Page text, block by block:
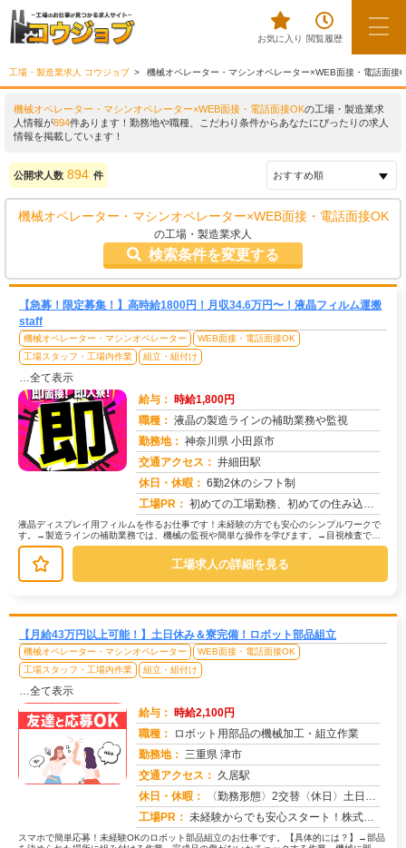
お気に入り 閲覧履歴
工場・製造業求人 コウジョブ 機械オペレーター・マシンオペレーター×WEB面接・電話面接
機械オペレーター・マシンオペレーター×WEB面接・電話面接OKの工場・製造業求
人情報が894件あります！勤務地や職種、こだわり条件からあなたにぴったりの求人
情報を掲載しています！
公開求人数 894 件
機械オペレーター・マシンオペレーター×WEB面接・電話面接OK
の工場・製造業求人
検索条件を変更する
【急募！限定募集！】高時給1800円！月収34.6万円〜！液晶フィルム運搬
staff
機械オペレーター・マシンオペレーター
WEB面接・電話面接OK
工場スタッフ・工場内作業
組立・組付け
…全て表示
給与： 時給1,800円
職種： 液晶の製造ラインの補助業務や監視
勤務地： 神奈川県 小田原市
交通アクセス： 井細田駅
休日・休暇： 6勤2休のシフト制
工場PR： 初めての工場勤務、初めての住み込み…不安は尽きないですよね。でも大丈夫！株式会社京栄センターなら、あなたをしっかり...
液晶ディスプレイ用フィルムを作るお仕事です！未経験の方でも安心のシンプルワークで
す。→製造ラインの補助業務では、機械の監視や簡単な操作を学びます。→目視検査で
は、製品に傷や汚れがないか確認します...
工場求人の詳細を見る
【月給43万円以上可能！】土日休み＆寮完備！ロボット部品組立
機械オペレーター・マシンオペレーター
WEB面接・電話面接OK
工場スタッフ・工場内作業
組立・組付け
…全て表示
給与： 時給2,100円
職種：
ロボット用部品の機械加工・組立作業
勤務地： 三重県 津市
交通アクセス： 久居駅
休日・休暇：
〈勤務形態〉2交替〈休日〉土日休み※職場カレンダーによる
工場PR： 未経験からでも安心スタート！株式会社京栄センターで新しい一歩を踏み出しませんか？→経験・学歴・スキルは一切不問です...
スマホで簡単応募！未経験OKのロボット部品組立のお仕事です。【具体的には？】→部品